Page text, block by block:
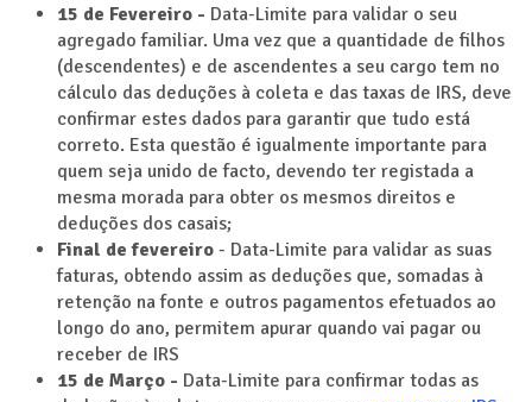
15 de Fevereiro - Data-Limite para validar o seu
agregado familiar. Uma vez que a quantidade de filhos
(descendentes) e de ascendentes a seu cargo tem no
cálculo das deduções à coleta e das taxas de IRS, deve
confirmar estes dados para garantir que tudo está
correto. Esta questão é igualmente importante para
quem seja unido de facto, devendo ter registada a
mesma morada para obter os mesmos direitos e
deduções dos casais;
Final de fevereiro - Data-Limite para validar as suas
faturas, obtendo assim as deduções que, somadas à
retenção na fonte e outros pagamentos efetuados ao
longo do ano, permitem apurar quando vai pagar ou
receber de IRS
15 de Março - Data-Limite para confirmar todas as